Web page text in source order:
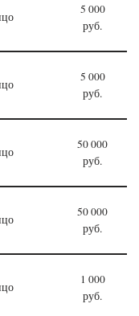
5 000
руб.
5 000
руб.
50 000
руб.
50 000
руб.
1 000
руб.